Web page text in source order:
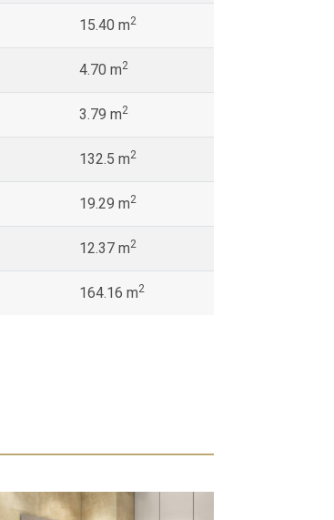
15.40 m2
4.70 m2
3.79 m2
132.5 m2
19.29 m2
12.37 m2
164.16 m2